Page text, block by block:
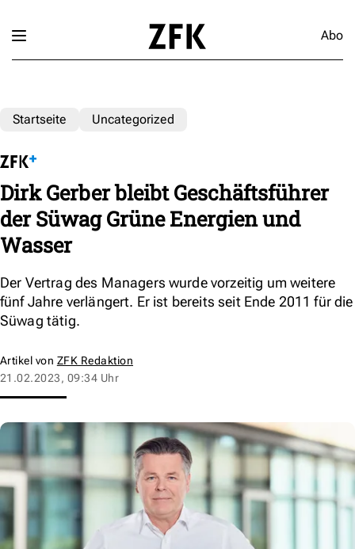
Abo
Startseite Uncategorized
Dirk Gerber bleibt Geschäftsführer
der Süwag Grüne Energien und
Wasser
Der Vertrag des Managers wurde vorzeitig um weitere
fünf Jahre verlängert. Er ist bereits seit Ende 2011 für die
Süwag tätig.
Artikel von ZFK Redaktion
21.02.2023, 09:34 Uhr